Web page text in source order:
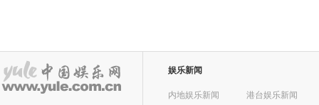
娱乐新闻
内地娱乐新闻
港台娱乐新闻